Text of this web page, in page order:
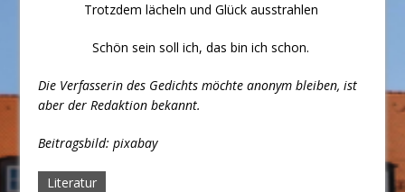
Trotzdem lächeln und Glück ausstrahlen
Schön sein soll ich, das bin ich schon.
Die Verfasserin des Gedichts möchte anonym bleiben, ist
aber der Redaktion bekannt.
Beitragsbild: pixabay
Literatur